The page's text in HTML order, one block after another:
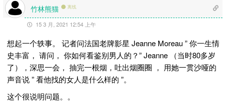
竹林熊猫 离线
15 3 月, 2021 12:54 上午
想起一个轶事。 记者问法国老牌影星 Jeanne Moreau ” 你一生情
史丰富， 请问， 你如何看鉴别男人的？” Jeanne （当时80多岁
了），深思一会， 抽完一根烟，吐出烟圈圈 ， 用她一贯沙哑的
声音说 ” 看他找的女人是什么样的 ”。
这个很说明问题。。